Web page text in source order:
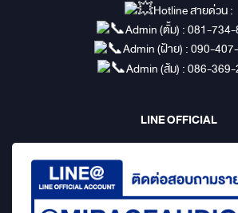
Hotline สายด่วน :
Admin (ตั้ม) : 081-
Admin (ฝ้าย) : 090-
Admin (ส้ม) : 086-
LINE OFFICIAL